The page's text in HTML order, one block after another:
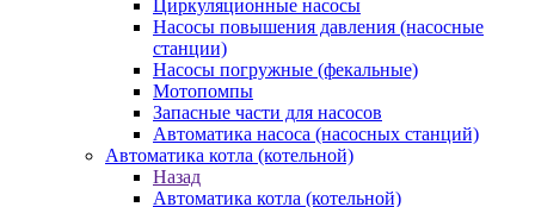
Циркуляционные насосы
Насосы повышения давления (насосные
станции)
Насосы погружные (фекальные)
Мотопомпы
Запасные части для насосов
Автоматика насоса (насосных станций)
Автоматика котла (котельной)
Назад
Автоматика котла (котельной)